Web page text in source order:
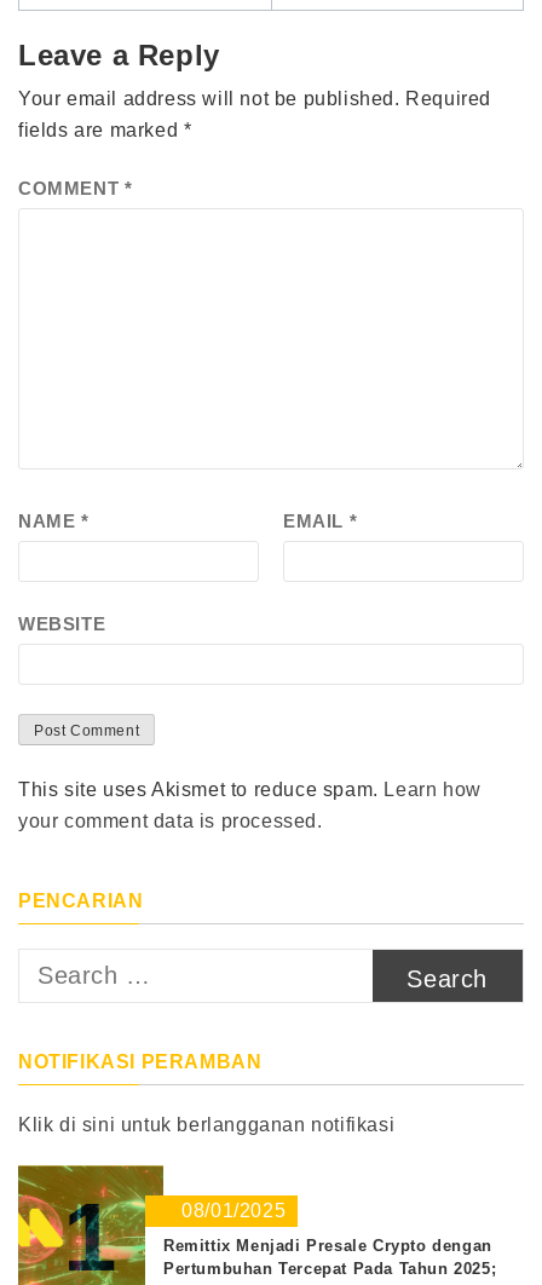
Leave a Reply
Your email address will not be published. Required
fields are marked *
COMMENT *
NAME * EMAIL *
WEBSITE
This site uses Akismet to reduce spam. Learn how
your comment data is processed.
PENCARIAN
Search
NOTIFIKASI PERAMBAN
Klik di sini untuk berlangganan notifikasi
1 08/01/2025
Remittix Menjadi Presale Crypto dengan
Pertumbuhan Tercepat Pada Tahun 2025;